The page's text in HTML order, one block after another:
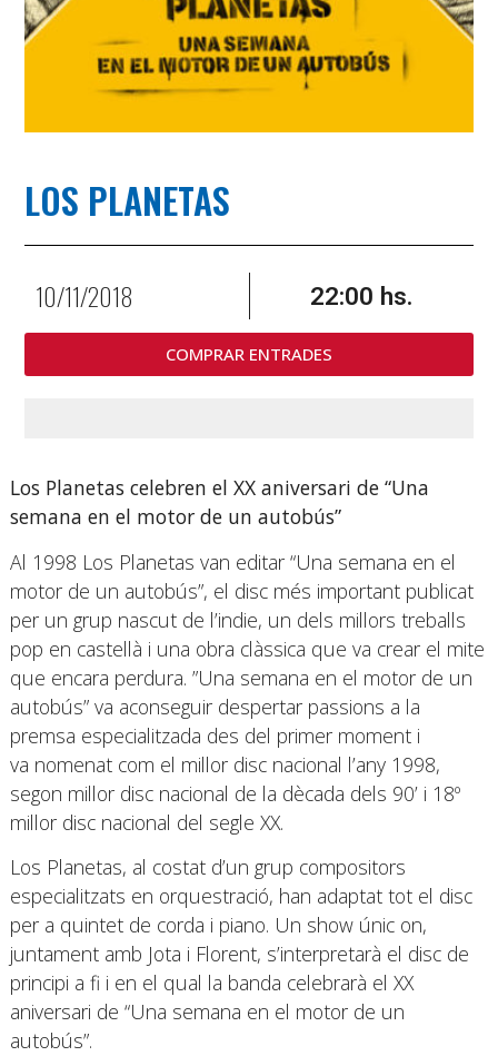
LOS PLANETAS
10/11/2018 22:00 hs.
COMPRAR ENTRADES
Los Planetas celebren el XX aniversari de “Una
semana en el motor de un autobús”
Al 1998 Los Planetas van editar “Una semana en el
motor de un autobús”, el disc més important publicat
per un grup nascut de l’indie, un dels millors treballs
pop en castellà i una obra clàssica que va crear el mite
que encara perdura. ”Una semana en el motor de un
autobús” va aconseguir despertar passions a la
premsa especialitzada des del primer moment i
va nomenat com el millor disc nacional l’any 1998,
segon millor disc nacional de la dècada dels 90’ i 18º
millor disc nacional del segle XX.
Los Planetas, al costat d’un grup compositors
especialitzats en orquestració, han adaptat tot el disc
per a quintet de corda i piano. Un show únic on,
juntament amb Jota i Florent, s’interpretarà el disc de
principi a fi i en el qual la banda celebrarà el XX
aniversari de “Una semana en el motor de un
autobús”.